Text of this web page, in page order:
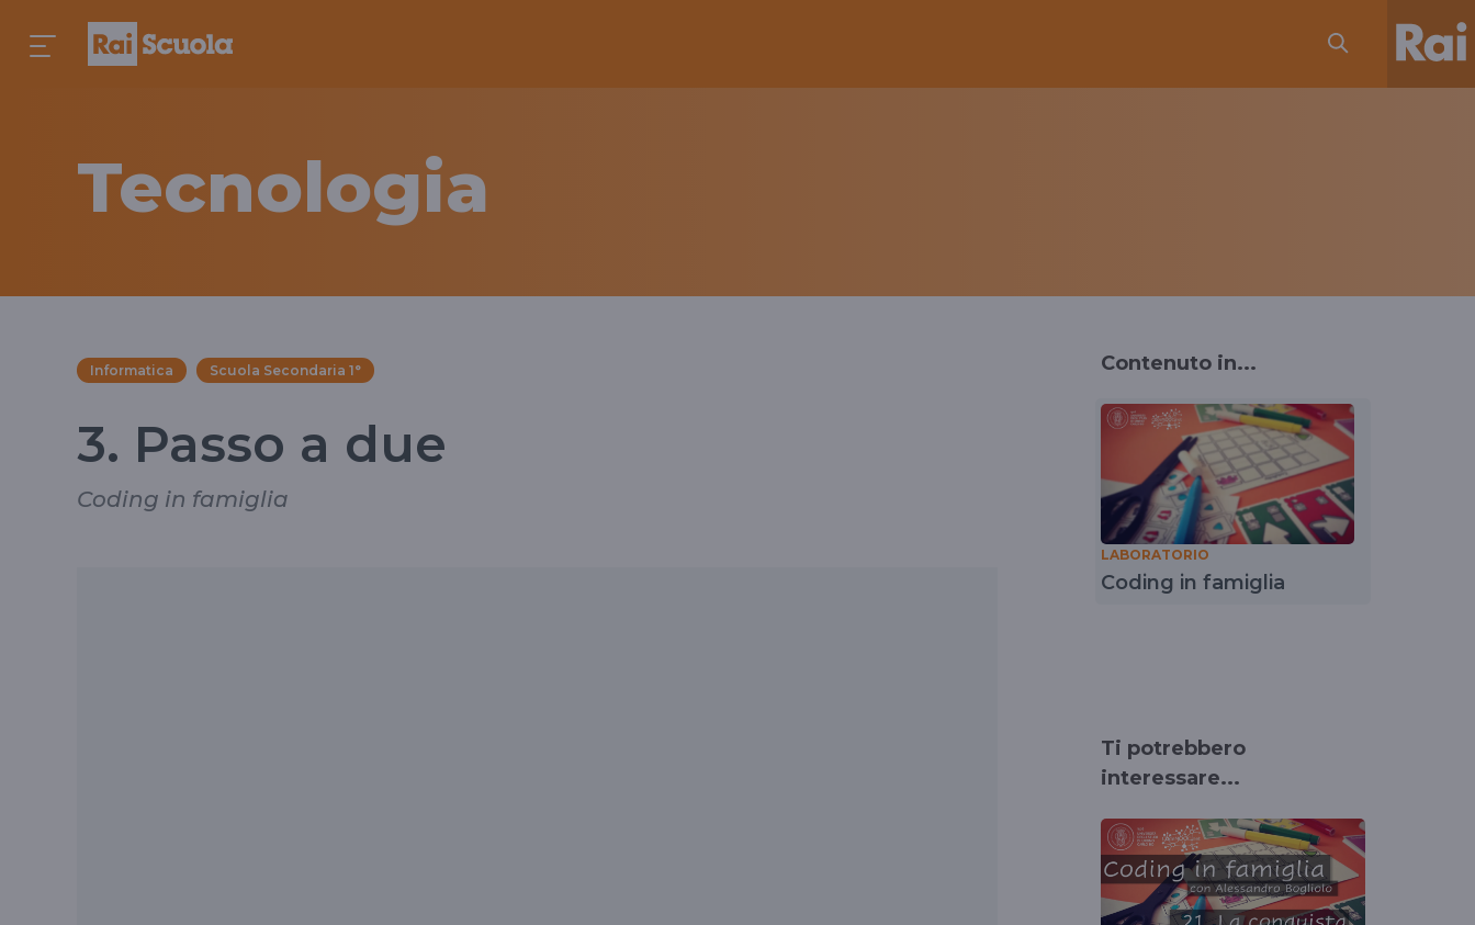
Tecnologia
Informatica Scuola Secondaria 1°
3. Passo a due
Coding in famiglia
Contenuto in...
LABORATORIO
Coding in famiglia
Ti potrebbero
interessare...